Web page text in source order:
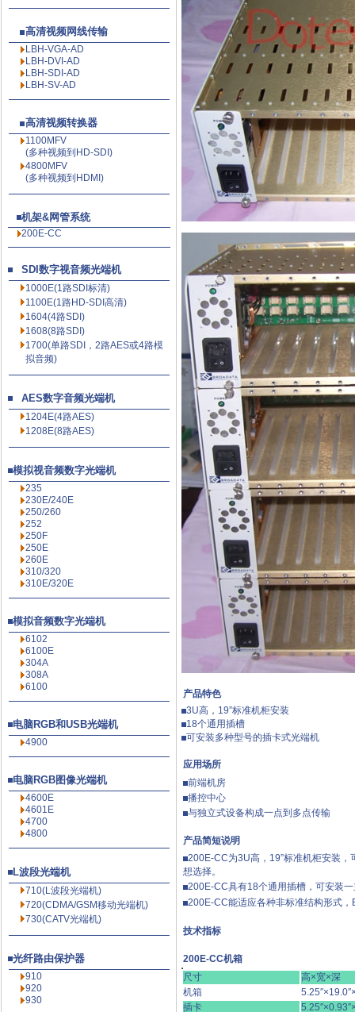
高清视频网线传输
LBH-VGA-AD
LBH-DVI-AD
LBH-SDI-AD
LBH-SV-AD
高清视频转换器
1100MFV
(多种视频到HD-SDI)
4800MFV
(多种视频到HDMI)
机架&网管系统
200E-CC
SDI数字视音频光端机
1000E(1路SDI标清)
1100E(1路HD-SDI高清)
1604(4路SDI)
1608(8路SDI)
1700(单路SDI，2路AES或4路模
拟音频)
AES数字音频光端机
1204E(4路AES)
1208E(8路AES)
模拟视音频数字光端机
235
230E/240E
250/260
252
250F
250E
260E
310/320
310E/320E
模拟音频数字光端机
6102
6100E
304A
308A
6100
电脑RGB和USB光端机
4900
电脑RGB图像光端机
4600E
4601E
4700
4800
L波段光端机
710(L波段光端机)
720(CDMA/GSM移动光端机)
730(CATV光端机)
光纤路由保护器
910
920
930
产品特色
3U高，19”标准机柜安装
18个通用插槽
可安装多种型号的插卡式光端机
应用场所
前端机房
播控中心
与独立式设备构成一点到多点传输
产品简短说明
200E-CC为3U高，19”标准机柜安装
想选择。
200E-CC具有18个通用插槽，可安装
200E-CC能适应各种非标准结构形式
技术指标
200E-CC机箱
尺寸
高×宽×深
机箱
插卡